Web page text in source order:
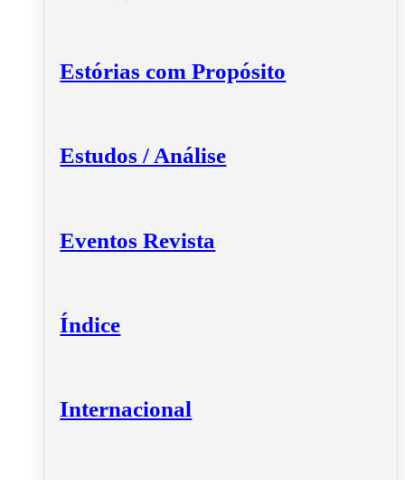
Estórias com Propósito
Estudos / Análise
Eventos Revista
Índice
Internacional